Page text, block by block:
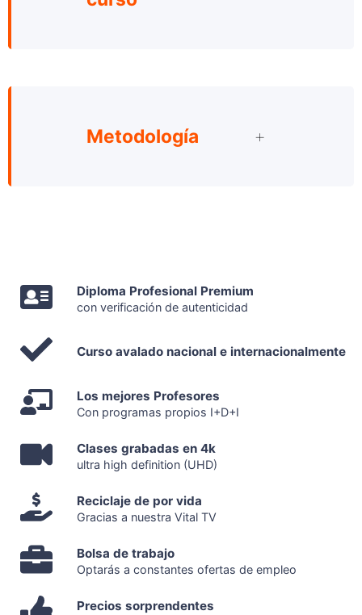
Metodología
Diploma Profesional Premium
con verificación de autenticidad
Curso avalado nacional e internacionalmente
Los mejores Profesores
Con programas propios I+D+I
Clases grabadas en 4k
ultra high definition (UHD)
Reciclaje de por vida
Gracias a nuestra Vital TV
Bolsa de trabajo
Optarás a constantes ofertas de empleo
Precios sorprendentes